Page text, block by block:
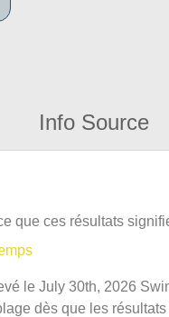
Info Source
que ces résultats
le July 30th, 2026
dès que les